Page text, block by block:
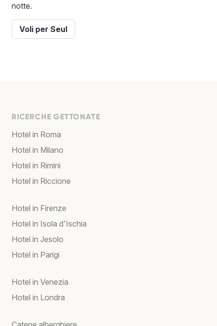
notte.
Voli per Seul
RICERCHE GETTONATE
Hotel in Roma
Hotel in Milano
Hotel in Rimini
Hotel in Riccione
Hotel in Firenze
Hotel in Isola d'Ischia
Hotel in Jesolo
Hotel in Parigi
Hotel in Venezia
Hotel in Londra